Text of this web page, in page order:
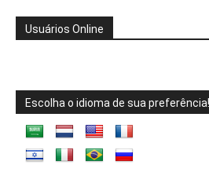
Usuários Online
Escolha o idioma de sua preferência!